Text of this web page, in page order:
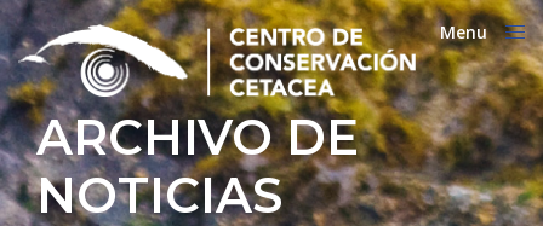
ARCHIVO DE
NOTICIAS
Menu
Close